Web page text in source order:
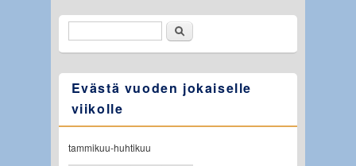
HakulomakeEtsi
Evästä vuoden jokaiselle
viikolle
tammikuu-huhtikuu